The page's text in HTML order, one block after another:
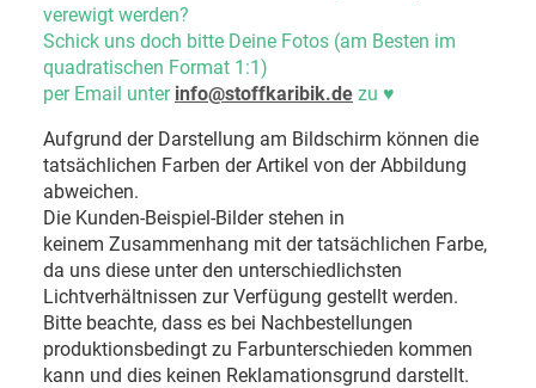
verewigt werden?
Schick uns doch bitte Deine Fotos (am Besten im
quadratischen Format 1:1)
per Email unter info@stoffkaribik.de zu ♥
Aufgrund der Darstellung am Bildschirm können die
tatsächlichen Farben der Artikel von der Abbildung
abweichen.
Die Kunden-Beispiel-Bilder stehen in
keinem Zusammenhang mit der tatsächlichen Farbe,
da uns diese unter den unterschiedlichsten
Lichtverhältnissen zur Verfügung gestellt werden.
Bitte beachte, dass es bei Nachbestellungen
produktionsbedingt zu Farbunterschieden kommen
kann und dies keinen Reklamationsgrund darstellt.